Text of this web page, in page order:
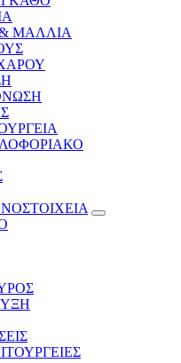
ΜΑΛΛΙΑ